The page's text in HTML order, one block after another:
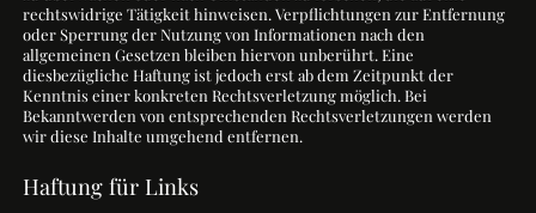
rechtswidrige Tätigkeit hinweisen. Verpflichtungen zur Entfernung
oder Sperrung der Nutzung von Informationen nach den
allgemeinen Gesetzen bleiben hiervon unberührt. Eine
diesbezügliche Haftung ist jedoch erst ab dem Zeitpunkt der
Kenntnis einer konkreten Rechtsverletzung möglich. Bei
Bekanntwerden von entsprechenden Rechtsverletzungen werden
wir diese Inhalte umgehend entfernen.
Haftung für Links